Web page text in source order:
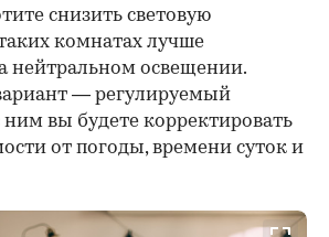
снизить световую
комнатах лучше
нейтральном освещении.
— регулируемый
ним вы будете корректировать
от погоды, времени суток и